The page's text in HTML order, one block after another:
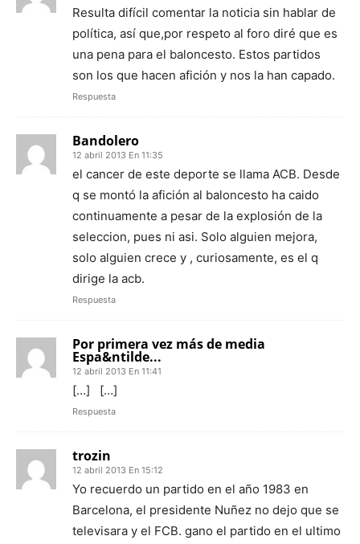
Resulta difícil comentar la noticia sin hablar de
política, así que,por respeto al foro diré que es
una pena para el baloncesto. Estos partidos
son los que hacen afición y nos la han capado.
Respuesta
Bandolero
12 abril 2013 En 11:35
el cancer de este deporte se llama ACB. Desde
q se montó la afición al baloncesto ha caido
continuamente a pesar de la explosión de la
seleccion, pues ni asi. Solo alguien mejora,
solo alguien crece y , curiosamente, es el q
dirige la acb.
Respuesta
Por primera vez más de media
Espa&ntilde...
12 abril 2013 En 11:41
[…] […]
Respuesta
trozin
12 abril 2013 En 15:12
Yo recuerdo un partido en el año 1983 en
Barcelona, el presidente Nuñez no dejo que se
televisara y el FCB. gano el partido en el ultimo